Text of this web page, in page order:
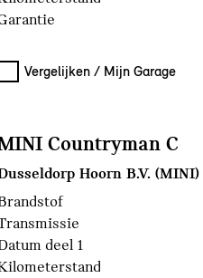
Vergelijken / Mijn Garage
Countryman C
Hoorn B.V. (MINI)
deel 1